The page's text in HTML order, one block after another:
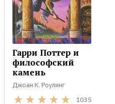
Гарри Поттер и
философский
камень
Джоан К. Роулинг
1035